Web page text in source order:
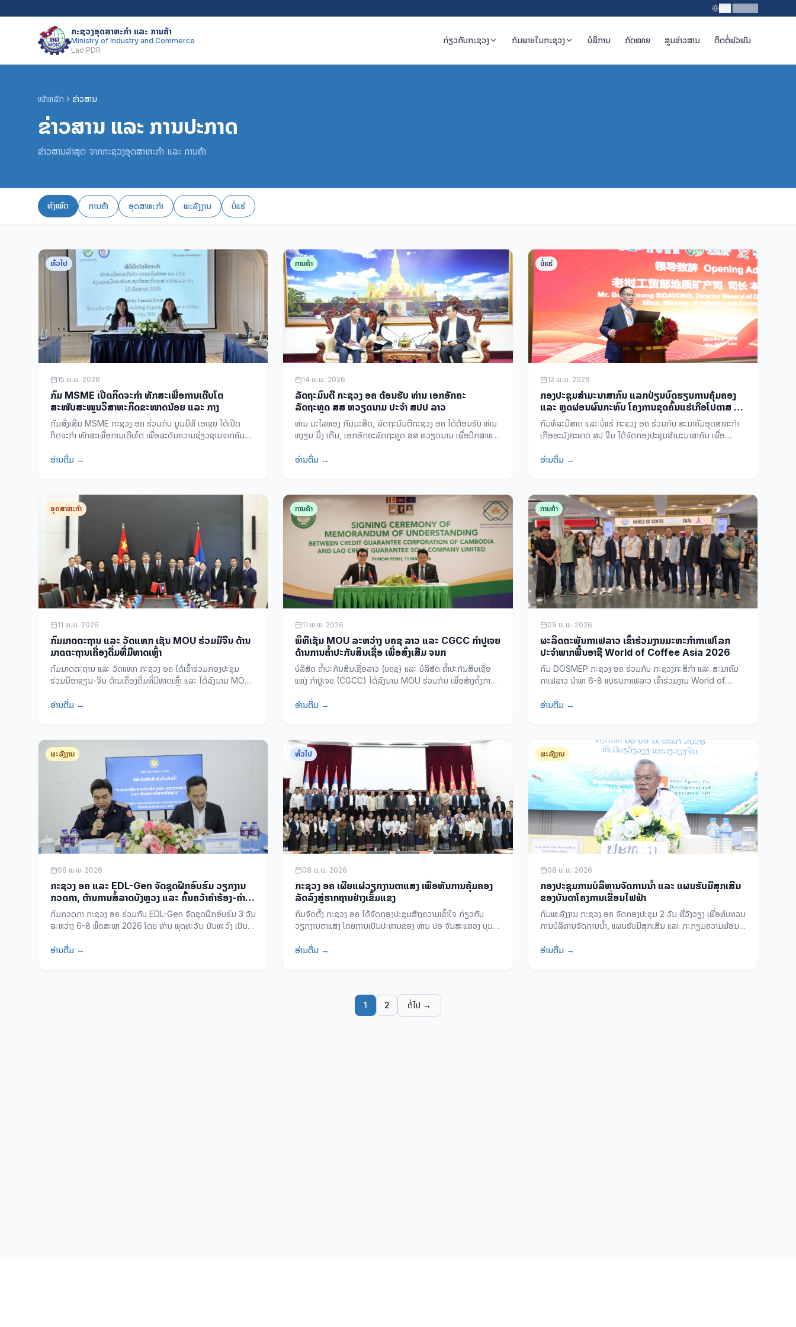
ກະຊວງອຸດສາຫະກຳ ແລະ ການຄ້າ
Ministry of Industry and Commerce
Lao PDR
ກ່ຽວກັບກະຊວງ ກົມພາຍໃນກະຊວງ ບໍລິການ ກົດໝາຍ ສູນຂ່າວສານ ຕິດຕໍ່ພົວພັນ
ໜ້າຫລັກ ຂ່າວສານ
ຂ່າວສານ ແລະ ການປະກາດ
ຂ່າວສານລ່າສຸດ ຈາກກະຊວງອຸດສາຫະກຳ ແລະ ການຄ້າ
ທັງໝົດ ການຄ້າ ອຸດສາຫະກຳ ພະລັງງານ ບໍ່ແຮ່
ທົ່ວໄປ
15 ພ.ພ. 2026
ກົມ MSME ເປີດກິດຈະກຳ ທັກສະເພື່ອການເຕີບໂຕ
ສະໜັບສະໜູນວິສາຫະກິດຂະໜາດນ້ອຍ ແລະ ກາງ
ກົມສົ່ງເສີມ MSME ກະຊວງ ອຄ ຮ່ວມກັບ ມູນນິທິ ເອເຊຍ ໄດ້ເປີດ
ກິດຈະກຳ ທັກສະເພື່ອການເຕີບໂຕ ເພື່ອລະດົມຄວາມຊ່ຽວຊານຈາກຄົນ
ເດືອນ (ພຶດສະພາ - ກັນຍາ 2026).
ອ່ານຕື່ມ →
ການຄ້າ
14 ພ.ພ. 2026
ລັດຖະມົນຕີ ກະຊວງ ອຄ ຕ້ອນຮັບ ທ່ານ ເອກອັກຄະ
ລັດຖະທູດ ສສ ຫວຽດນາມ ປະຈຳ ສປປ ລາວ
ທ່ານ ມະໄລທອງ ກົມມະສິດ, ລັດຖະມົນຕີກະຊວງ ອຄ ໄດ້ຕ້ອນຮັບ ທ່ານ
ຫງຽນ ມິ່ງ ເຕີມ, ເອກອັກຄະລັດຖະທູດ ສສ ຫວຽດນາມ ເພື່ອປຶກສາຫາລື
ປີ 2026-2030.
ອ່ານຕື່ມ →
ບໍ່ແຮ່
12 ພ.ພ. 2026
ກອງປະຊຸມສຳມະນາສາກົນ ແລກປ່ຽນບົດຮຽນການຄຸ້ມຄອງ
ແລະ ຫຼຸດຜ່ອນຜົນກະທົບ ໂຄງການຂຸດຄົ້ນແຮ່ເກືອໂປຕາສ ຢູ່
ສປປ ລາວ
ກົມທໍລະນີສາດ ແລະ ບໍ່ແຮ່ ກະຊວງ ອຄ ຮ່ວມກັບ ສະມາຄົມອຸດສາຫະກຳ
ເກືອອະນົງຄະທາດ ສປ ຈີນ ໄດ້ຈັດກອງປະຊຸມສໍາມະນາສາກົນ ເພື່ອ
ສິ່ງແວດລ້ອມ ຂອງໂຄງການຂຸດຄົ້ນແຮ່ເກືອໂປຕາສ ຢູ່ ສປປ ລາວ ໂດຍມີຜູ້
ອ່ານຕື່ມ →
ອຸດສາຫະກຳ
11 ພ.ພ. 2026
ກົມມາດຕະຖານ ແລະ ວັດແທກ ເຊັນ MOU ຮ່ວມມືຈີນ ດ້ານ
ມາດຕະຖານເຄື່ອງດື່ມທີ່ມີທາດເຫຼົ້າ
ກົມມາດຕະຖານ ແລະ ວັດແທກ ກະຊວງ ອຄ ໄດ້ເຂົ້າຮ່ວມກອງປະຊຸມ
ຮ່ວມມືອາຊຽນ-ຈີນ ດ້ານເຄື່ອງດື່ມທີ່ມີທາດເຫຼົ້າ ແລະ ໄດ້ລົງນາມ MOU
ມາດຕະຖານເຄື່ອງດື່ມໃນ ສປປ ລາວ.
ອ່ານຕື່ມ →
ການຄ້າ
11 ພ.ພ. 2026
ພິທີເຊັນ MOU ລະຫວ່າງ ບຄຊ ລາວ ແລະ CGCC ກໍາປູເຈຍ
ດ້ານການຄໍ້າປະກັນສິນເຊື່ອ ເພື່ອສົ່ງເສີມ ຈນກ
ບໍລິສັດ ຄໍ້າປະກັນສິນເຊື່ອລາວ (ບຄຊ) ແລະ ບໍລິສັດ ຄໍ້າປະກັນສິນເຊື່ອ
ແຫ່ງ ກໍາປູເຈຍ (CGCC) ໄດ້ລົງນາມ MOU ຮ່ວມກັນ ເພື່ອສ້າງຕັ້ງການ
ຈຸນລະວິສາຫະກິດ, ວິສາຫະກິດຂະໜາດນ້ອຍ ແລະ ກາງ.
ອ່ານຕື່ມ →
ການຄ້າ
09 ພ.ພ. 2026
ຜະລິດຕະພັນກາເຟລາວ ເຂົ້າຮ່ວມງານມະຫະກຳກາເຟໂລກ
ປະຈຳພາກພື້ນອາຊີ World of Coffee Asia 2026
ກົມ DOSMEP ກະຊວງ ອຄ ຮ່ວມກັບ ກະຊວງກະສິກຳ ແລະ ສະມາຄົມ
ກາເຟລາວ ນຳພາ 6-8 ແບຣນກາເຟລາວ ເຂົ້າຮ່ວມງານ World of
ພຶດສະພາ 2026 ທ່າມກາງຜູ້ເຂົ້າຮ່ວມ 30,000 ຄົນ ຈາກ 60 ກວ່າ
ອ່ານຕື່ມ →
ພະລັງງານ
08 ພ.ພ. 2026
ກະຊວງ ອຄ ແລະ EDL-Gen ຈັດຊຸດຝຶກອົບຮົມ ວຽກງານ
ກວດກາ, ຕ້ານການສໍ້ລາດບັງຫຼວງ ແລະ ຄົ້ນຄວ້າຄຳຮ້ອງ-ຄຳ
ສະເໜີ ປະຈຳປີ 2026
ກົມກວດກາ ກະຊວງ ອຄ ຮ່ວມກັບ EDL-Gen ຈັດຊຸດຝຶກອົບຮົມ 3 ວັນ
ລະຫວ່າງ 6-8 ພຶດສະພາ 2026 ໂດຍ ທ່ານ ພຸດທະວັນ ນັນທະວົງ ເປັນ
ແລະ ຄົ້ນຄວ້າຄຳຮ້ອງ.
ອ່ານຕື່ມ →
ທົ່ວໄປ
08 ພ.ພ. 2026
ກະຊວງ ອຄ ເຜີຍແຜ່ວຽກງານຕາແສງ ເພື່ອຫັນການຄຸ້ມຄອງ
ລັດລົງສູ່ຮາກຖານຢ່າງເຂັ້ມແຂງ
ກົມຈັດຕັ້ງ ກະຊວງ ອຄ ໄດ້ຈັດກອງປະຊຸມສ້າງຄວາມເຂົ້າໃຈ ກ່ຽວກັບ
ວຽກງານຕາແສງ ໂດຍການເປັນປະທານຂອງ ທ່ານ ປອ ຈັນສະແຫວງ ບຸນ
ຄັ້ງທີ XII ຂອງພັກ ໃຫ້ການຄຸ້ມຄອງລັດລົງເຖິງຮາກຖານ.
ອ່ານຕື່ມ →
ພະລັງງານ
08 ພ.ພ. 2026
ກອງປະຊຸມການບໍລິຫານຈັດການນ້ຳ ແລະ ແຜນຮັບມືສຸກເສີນ
ຂອງບັນດາໂຄງການເຂື່ອນໄຟຟ້າ
ກົມພະລັງງານ ກະຊວງ ອຄ ຈັດກອງປະຊຸມ 2 ວັນ ທີ່ວັງວຽງ ເພື່ອທົບທວນ
ການບໍລິຫານຈັດການນ້ຳ, ແຜນຮັບມືສຸກເສີນ ແລະ ກະກຽມຄວາມພ້ອມ
ອ່ານຕື່ມ →
1 2 ຕໍ່ໄປ →